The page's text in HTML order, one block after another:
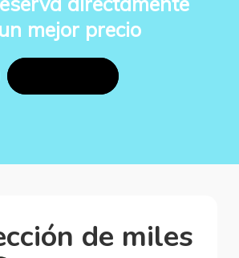
mejor precio
de miles